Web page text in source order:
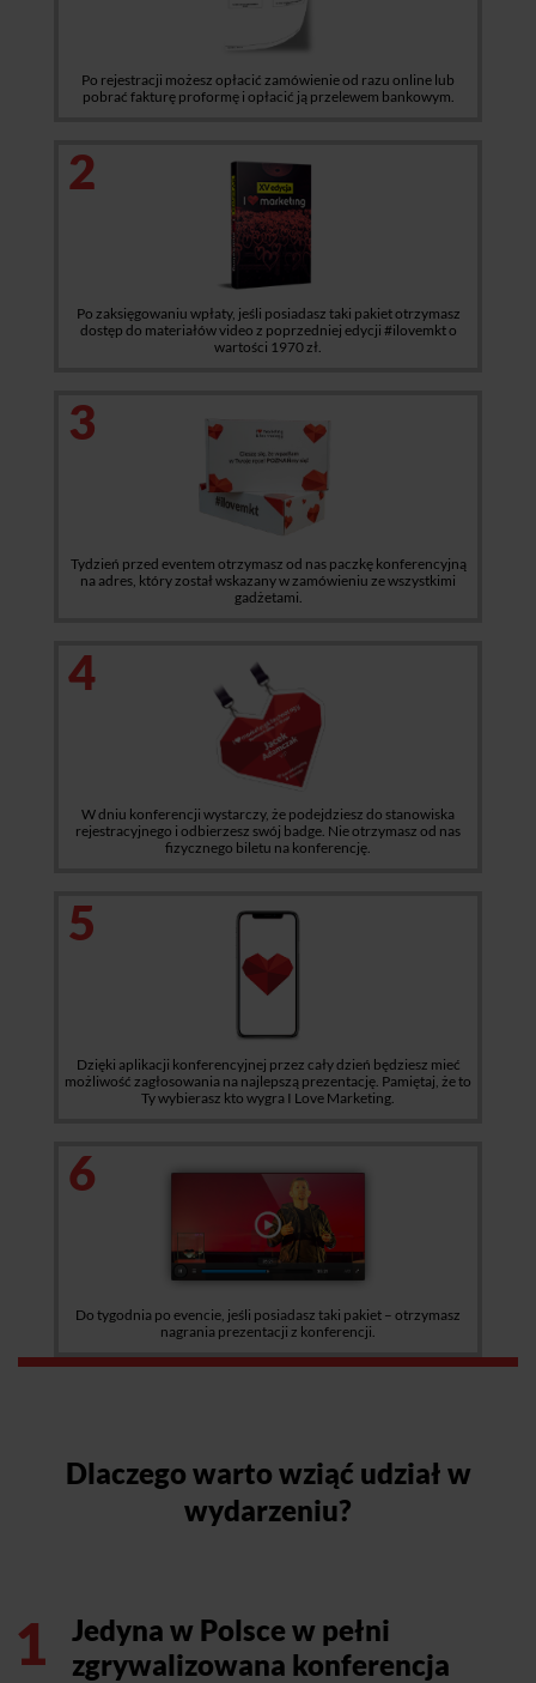
Po rejestracji możesz opłacić zamówienie od razu online lub
pobrać fakturę proformę i opłacić ją przelewem bankowym.
2
Po zaksięgowaniu wpłaty, jeśli posiadasz taki pakiet otrzymasz
dostęp do materiałów video z poprzedniej edycji #ilovemkt o
wartości 1970 zł.
3
Tydzień przed eventem otrzymasz od nas paczkę konferencyjną
na adres, który został wskazany w zamówieniu ze wszystkimi
gadżetami.
4
W dniu konferencji wystarczy, że podejdziesz do stanowiska
rejestracyjnego i odbierzesz swój badge. Nie otrzymasz od nas
fizycznego biletu na konferencję.
5
Dzięki aplikacji konferencyjnej przez cały dzień będziesz mieć
możliwość zagłosowania na najlepszą prezentację. Pamiętaj, że to
Ty wybierasz kto wygra I Love Marketing.
6
Do tygodnia po evencie, jeśli posiadasz taki pakiet – otrzymasz
nagrania prezentacji z konferencji.
Dlaczego warto wziąć udział w
wydarzeniu?
1
Jedyna w Polsce w pełni
zgrywalizowana konferencja